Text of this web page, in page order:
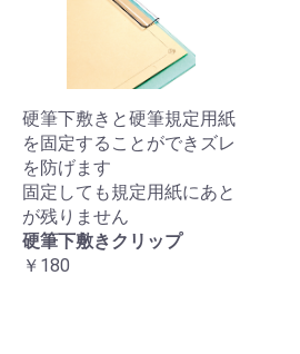
硬筆下敷きと硬筆規定用紙
を固定することができズレ
を防げます
固定しても規定用紙にあと
が残りません
硬筆下敷きクリップ
￥180